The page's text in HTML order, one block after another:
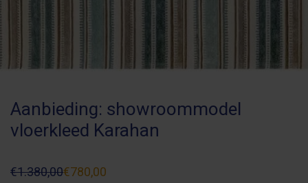
Aanbieding: showroommodel
vloerkleed Karahan
€1.380,00
Oorspronkelijke
€780,00
Huidige